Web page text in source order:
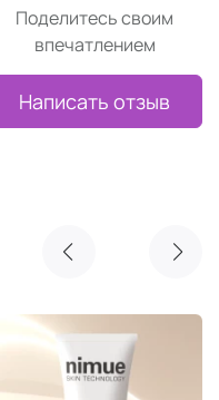
Поделитесь своим
впечатлением
Написать отзыв